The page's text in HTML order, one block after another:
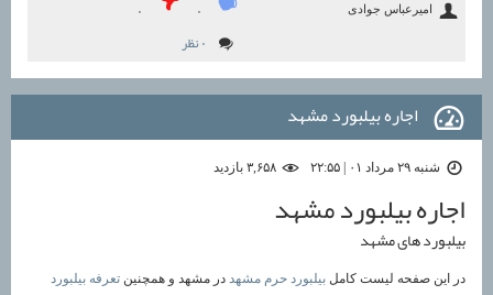
امیرعباس جوادی ۰ ۰
۰ نظر
اجاره بیلبورد مشهد
شنبه ۲۹ مرداد ۰۱ | ۲۲:۵۵
اجاره بیلبورد مشهد
بیلبورد های مشهد
در این صفحه لیست کامل بیلبورد حرم مشهد در مشهد و همچنین تعرفه بیلبورد